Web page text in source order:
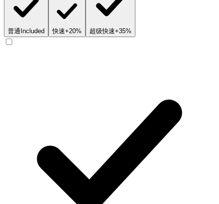
普通Included 快速+20% 超级快速+35%